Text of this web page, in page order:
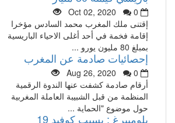
Oct 02, 2020
0
إقتنى ملك المغرب محمد السادس مؤخرا
إقامة فخمة في أحد أغلى الاحياء الباريسية
بمبلغ 80 مليون يورو ...
إحصائيات صادمة عن المغرب
Aug 26, 2020
0
أرقام صادمة كشفت عنها الندوة الرقمية
المنظمة من قبل الشبيبة العاملة المغربية
حول موضوع "الحماية ...
بلومبيرغ : بسبب كوفيد 19